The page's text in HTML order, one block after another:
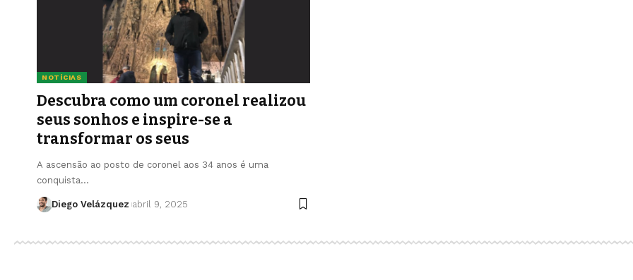
NOTÍCIAS
Descubra como um coronel realizou
seus sonhos e inspire-se a
transformar os seus
A ascensão ao posto de coronel aos 34 anos é uma
conquista…
Diego Velázquez abril 9, 2025